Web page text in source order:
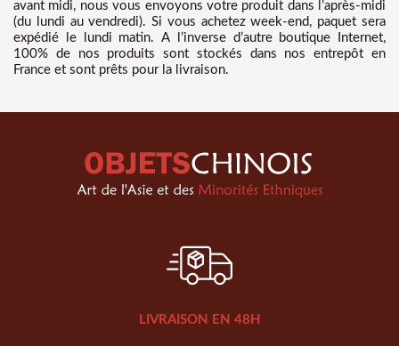
avant midi, nous vous envoyons votre produit dans l’après-midi
(du lundi au vendredi). Si vous achetez week-end, paquet sera
expédié le lundi matin. A l’inverse d’autre boutique Internet,
100% de nos produits sont stockés dans nos entrepôt en
France et sont prêts pour la livraison.
LIVRAISON EN 48H